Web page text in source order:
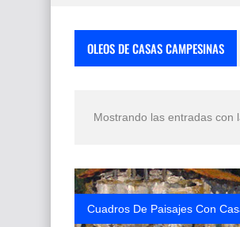
Rostros Bellos, La
Fotos Artísticas de las
OLEOS DE CASAS CAMPESINAS
Mostrando las entradas con
Cuadros De Paisajes Con